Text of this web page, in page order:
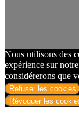
Nous utilisons des
expérience sur
considérerons que
Refuser les cookies
Révoquer les